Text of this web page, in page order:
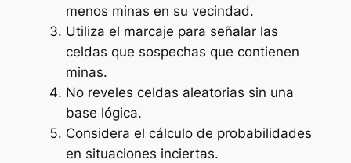
menos minas en su vecindad.
Utiliza el marcaje para señalar las
celdas que sospechas que contienen
minas.
No reveles celdas aleatorias sin una
base lógica.
Considera el cálculo de probabilidades
en situaciones inciertas.